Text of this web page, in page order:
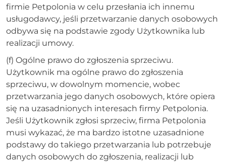
firmie Petpolonia w celu przesłania ich innemu
usługodawcy, jeśli przetwarzanie danych osobowych
odbywa się na podstawie zgody Użytkownika lub
realizacji umowy.
(f) Ogólne prawo do zgłoszenia sprzeciwu.
Użytkownik ma ogólne prawo do zgłoszenia
sprzeciwu, w dowolnym momencie, wobec
przetwarzania jego danych osobowych, które opiera
się na uzasadnionych interesach firmy Petpolonia.
Jeśli Użytkownik zgłosi sprzeciw, firma Petpolonia
musi wykazać, że ma bardzo istotne uzasadnione
podstawy do takiego przetwarzania lub potrzebuje
danych osobowych do zgłoszenia, realizacji lub